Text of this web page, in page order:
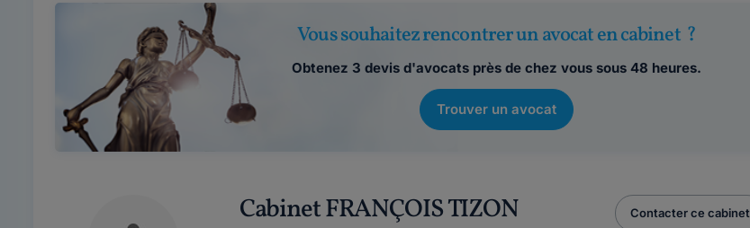
Vous souhaitez rencontrer un avocat en cabinet ?
Obtenez 3 devis d'avocats près de chez vous sous 48 heures.
Trouver un avocat
Cabinet FRANÇOIS TIZON Contacter ce cabinet